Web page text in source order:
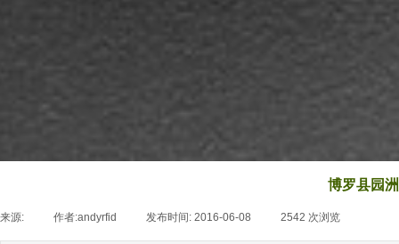
博罗县园
来源: 作者:andyrfid 发布时间: 2016-06-08 2542 次浏览